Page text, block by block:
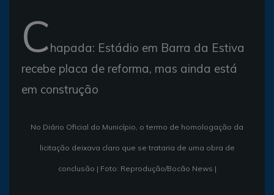
Chapada: Estádio em Barra da Estiva
recebe placa de reforma, mas ainda está
em construção
No Diário Oficial do Município, o termo de homologação da
licitação deixava claro que se trataria de uma obra de
conclusão | Foto: Reprodução/Bocão News |